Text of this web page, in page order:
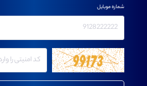
شماره موبایل